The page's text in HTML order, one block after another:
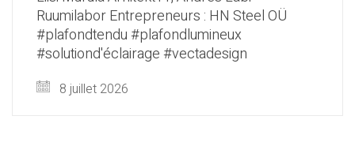
Ruumilabor Entrepreneurs : HN Steel OÜ
#plafondtendu #plafondlumineux
#solutiond'éclairage #vectadesign
8 juillet 2026